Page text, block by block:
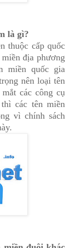
là gì?
thuộc cấp quốc
miềnđịaphương
miền quốc gia
nên loại tên
các công cụ
các tên miền
vì chính sách